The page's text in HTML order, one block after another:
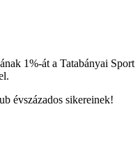
1%-át a Tatabányai Sport
évszázados sikereinek!